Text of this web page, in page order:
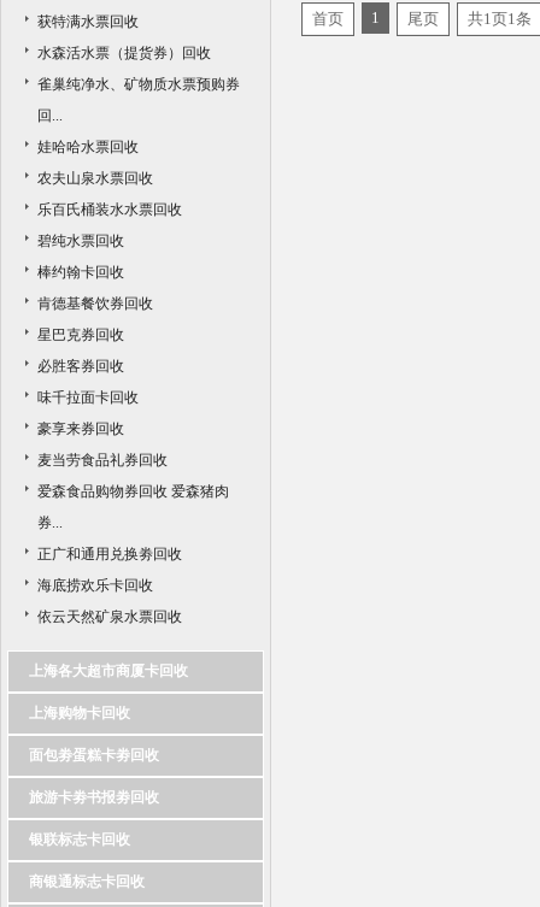
获特满水票回收
水森活水票（提货券）回收
雀巢纯净水、矿物质水票预购券
回...
娃哈哈水票回收
农夫山泉水票回收
乐百氏桶装水水票回收
碧纯水票回收
棒约翰卡回收
肯德基餐饮券回收
星巴克券回收
必胜客券回收
味千拉面卡回收
豪享来券回收
麦当劳食品礼券回收
爱森食品购物券回收 爱森猪肉
券...
正广和通用兑换劵回收
海底捞欢乐卡回收
依云天然矿泉水票回收
上海各大超市商厦卡回收
上海购物卡回收
面包劵蛋糕卡劵回收
旅游卡劵书报劵回收
银联标志卡回收
商银通标志卡回收
首页 1 尾页 共1页1条